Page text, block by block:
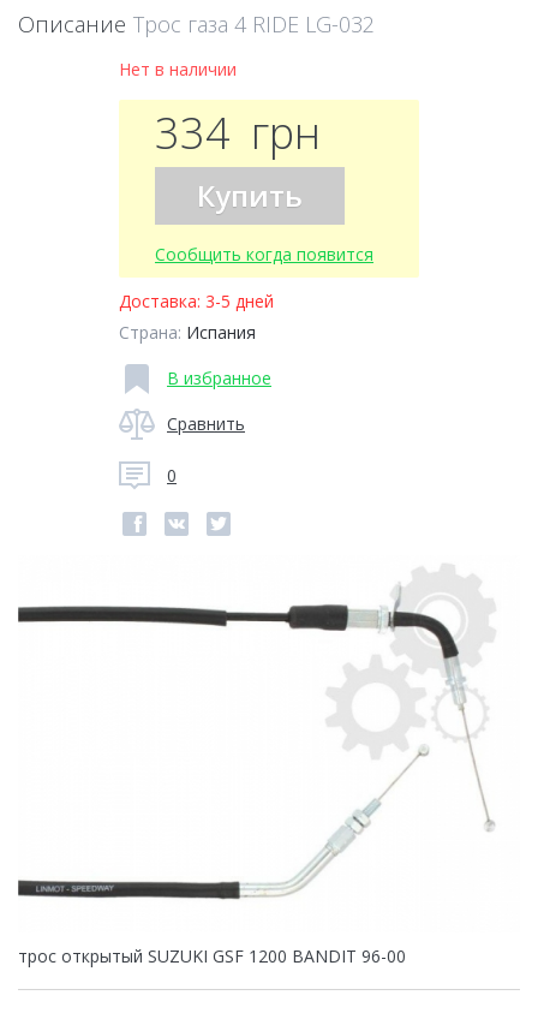
Описание Трос газа 4 RIDE LG-032
Нет в наличии
334 грн
Купить
Сообщить когда появится
Доставка: 3-5 дней
Страна: Испания
В избранное
Сравнить
0
трос открытый SUZUKI GSF 1200 BANDIT 96-00